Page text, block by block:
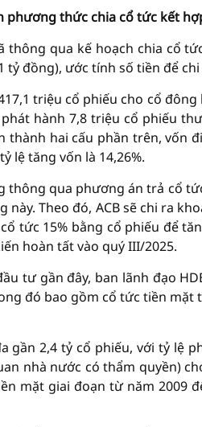
phương thức chia cổ tức kết
thông qua kế hoạch chia cổ
tỷ đồng), ước tính số tiền để
triệu cổ phiếu cho cổ
hành 7,8 triệu cổ phiếu
thành hai cấu phần trên, vốn
lệ tăng vốn là 14,26%.
thông qua phương án trả cổ
Theo đó, ACB sẽ chi ra
tức 15% bằng cổ phiếu để
hoàn tất vào quý III/2025.
tư gần đây, ban lãnh đạo
đó bao gồm cổ tức tiền mặt
gần 2,4 tỷ cổ phiếu, với tỷ lệ
nhà nước có thẩm quyền)
mặt giai đoạn từ năm 2009